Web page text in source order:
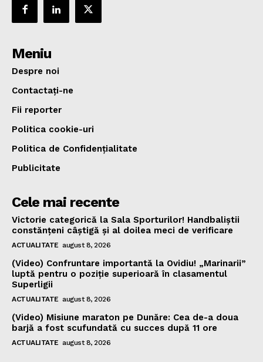
Meniu
Despre noi
Contactați-ne
Fii reporter
Politica cookie-uri
Politica de Confidențialitate
Publicitate
Cele mai recente
Victorie categorică la Sala Sporturilor! Handbaliștii
constănțeni câștigă și al doilea meci de verificare
ACTUALITATE august 8, 2026
(Video) Confruntare importantă la Ovidiu! „Marinarii”
luptă pentru o poziție superioară în clasamentul
Superligii
ACTUALITATE august 8, 2026
(Video) Misiune maraton pe Dunăre: Cea de-a doua
barjă a fost scufundată cu succes după 11 ore
ACTUALITATE august 8, 2026